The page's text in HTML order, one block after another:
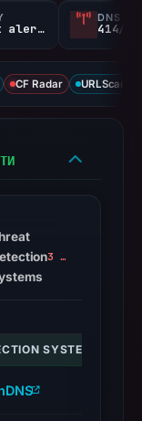
3 threat alerts
DNS
414/
CF Radar URLScan
3 alerts
SYSTEM